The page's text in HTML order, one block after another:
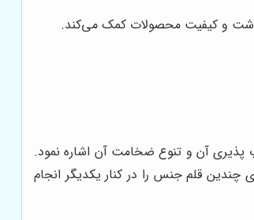
و کیفیت محصولات کمک می‌کند.
پذیری آن و تنوع ضخامت آن اشاره نمود.
چندین قلم جنس را در کنار یکدیگر انجام